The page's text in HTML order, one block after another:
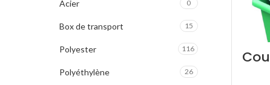
Acier 0
Box de transport 15
Polyester 116
Polyéthylène 26